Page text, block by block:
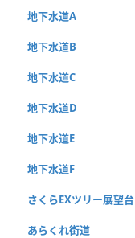
地下水道A
地下水道B
地下水道C
地下水道D
地下水道E
地下水道F
さくらEXツリー展望台
あらくれ街道